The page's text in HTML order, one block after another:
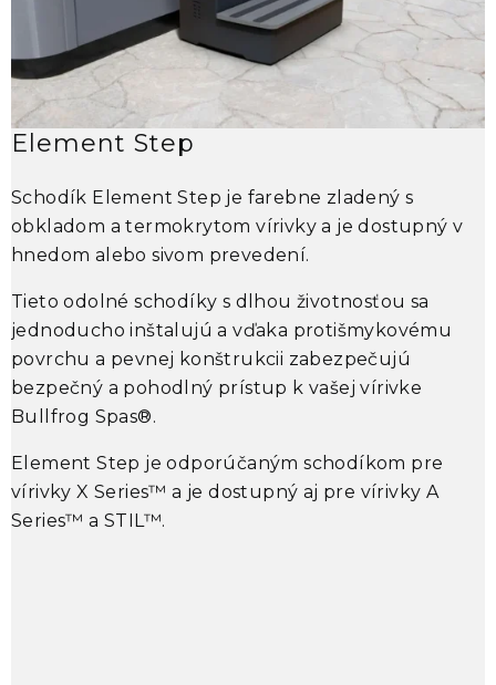
Element Step
Schodík Element Step je farebne zladený s
obkladom a termokrytom vírivky a je dostupný v
hnedom alebo sivom prevedení.
Tieto odolné schodíky s dlhou životnosťou sa
jednoducho inštalujú a vďaka protišmykovému
povrchu a pevnej konštrukcii zabezpečujú
bezpečný a pohodlný prístup k vašej vírivke
Bullfrog Spas®.
Element Step je odporúčaným schodíkom pre
vírivkyX Series™ a je dostupný aj pre vírivky A
Series™ aSTIL™.